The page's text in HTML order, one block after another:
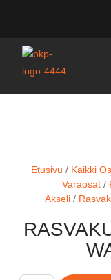
Etusivu / Kaikki
Varaosat /
Akseli /